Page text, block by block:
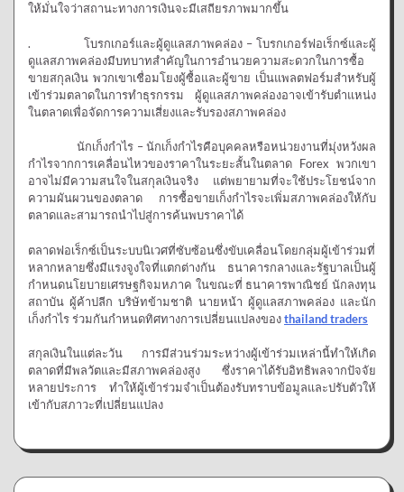
ให้มั่นใจว่าสถานะทางการเงินจะมีเสถียรภาพมากขึ้น
. โบรกเกอร์และผู้ดูแลสภาพคล่อง – โบรกเกอร์ฟอเร็กซ์และผู้
ดูแลสภาพคล่องมีบทบาทสำคัญในการอำนวยความสะดวกในการซื้อ
ขายสกุลเงิน พวกเขาเชื่อมโยงผู้ซื้อและผู้ขาย เป็นแพลตฟอร์มสำหรับผู้
เข้าร่วมตลาดในการทำธุรกรรม ผู้ดูแลสภาพคล่องอาจเข้ารับตำแหน่ง
ในตลาดเพื่อจัดการความเสี่ยงและรับรองสภาพคล่อง
นักเก็งกำไร – นักเก็งกำไรคือบุคคลหรือหน่วยงานที่มุ่งหวังผล
กำไรจากการเคลื่อนไหวของราคาในระยะสั้นในตลาด Forex พวกเขา
อาจไม่มีความสนใจในสกุลเงินจริง แต่พยายามที่จะใช้ประโยชน์จาก
ความผันผวนของตลาด การซื้อขายเก็งกำไรจะเพิ่มสภาพคล่องให้กับ
ตลาดและสามารถนำไปสู่การค้นพบราคาได้
ตลาดฟอเร็กซ์เป็นระบบนิเวศที่ซับซ้อนซึ่งขับเคลื่อนโดยกลุ่มผู้เข้าร่วมที่
หลากหลายซึ่งมีแรงจูงใจที่แตกต่างกัน ธนาคารกลางและรัฐบาลเป็นผู้
กำหนดนโยบายเศรษฐกิจมหภาค ในขณะที่ ธนาคารพาณิชย์ นักลงทุน
สถาบัน ผู้ค้าปลีก บริษัทข้ามชาติ นายหน้า ผู้ดูแลสภาพคล่อง และนัก
เก็งกำไร ร่วมกันกำหนดทิศทางการเปลี่ยนแปลงของthailand traders
สกุลเงินในแต่ละวัน การมีส่วนร่วมระหว่างผู้เข้าร่วมเหล่านี้ทำให้เกิด
ตลาดที่มีพลวัตและมีสภาพคล่องสูง ซึ่งราคาได้รับอิทธิพลจากปัจจัย
หลายประการ ทำให้ผู้เข้าร่วมจำเป็นต้องรับทราบข้อมูลและปรับตัวให้
เข้ากับสภาวะที่เปลี่ยนแปลง